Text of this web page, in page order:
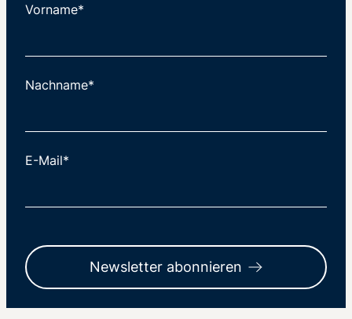
Vorname*
Nachname*
E-Mail*
Newsletter abonnieren